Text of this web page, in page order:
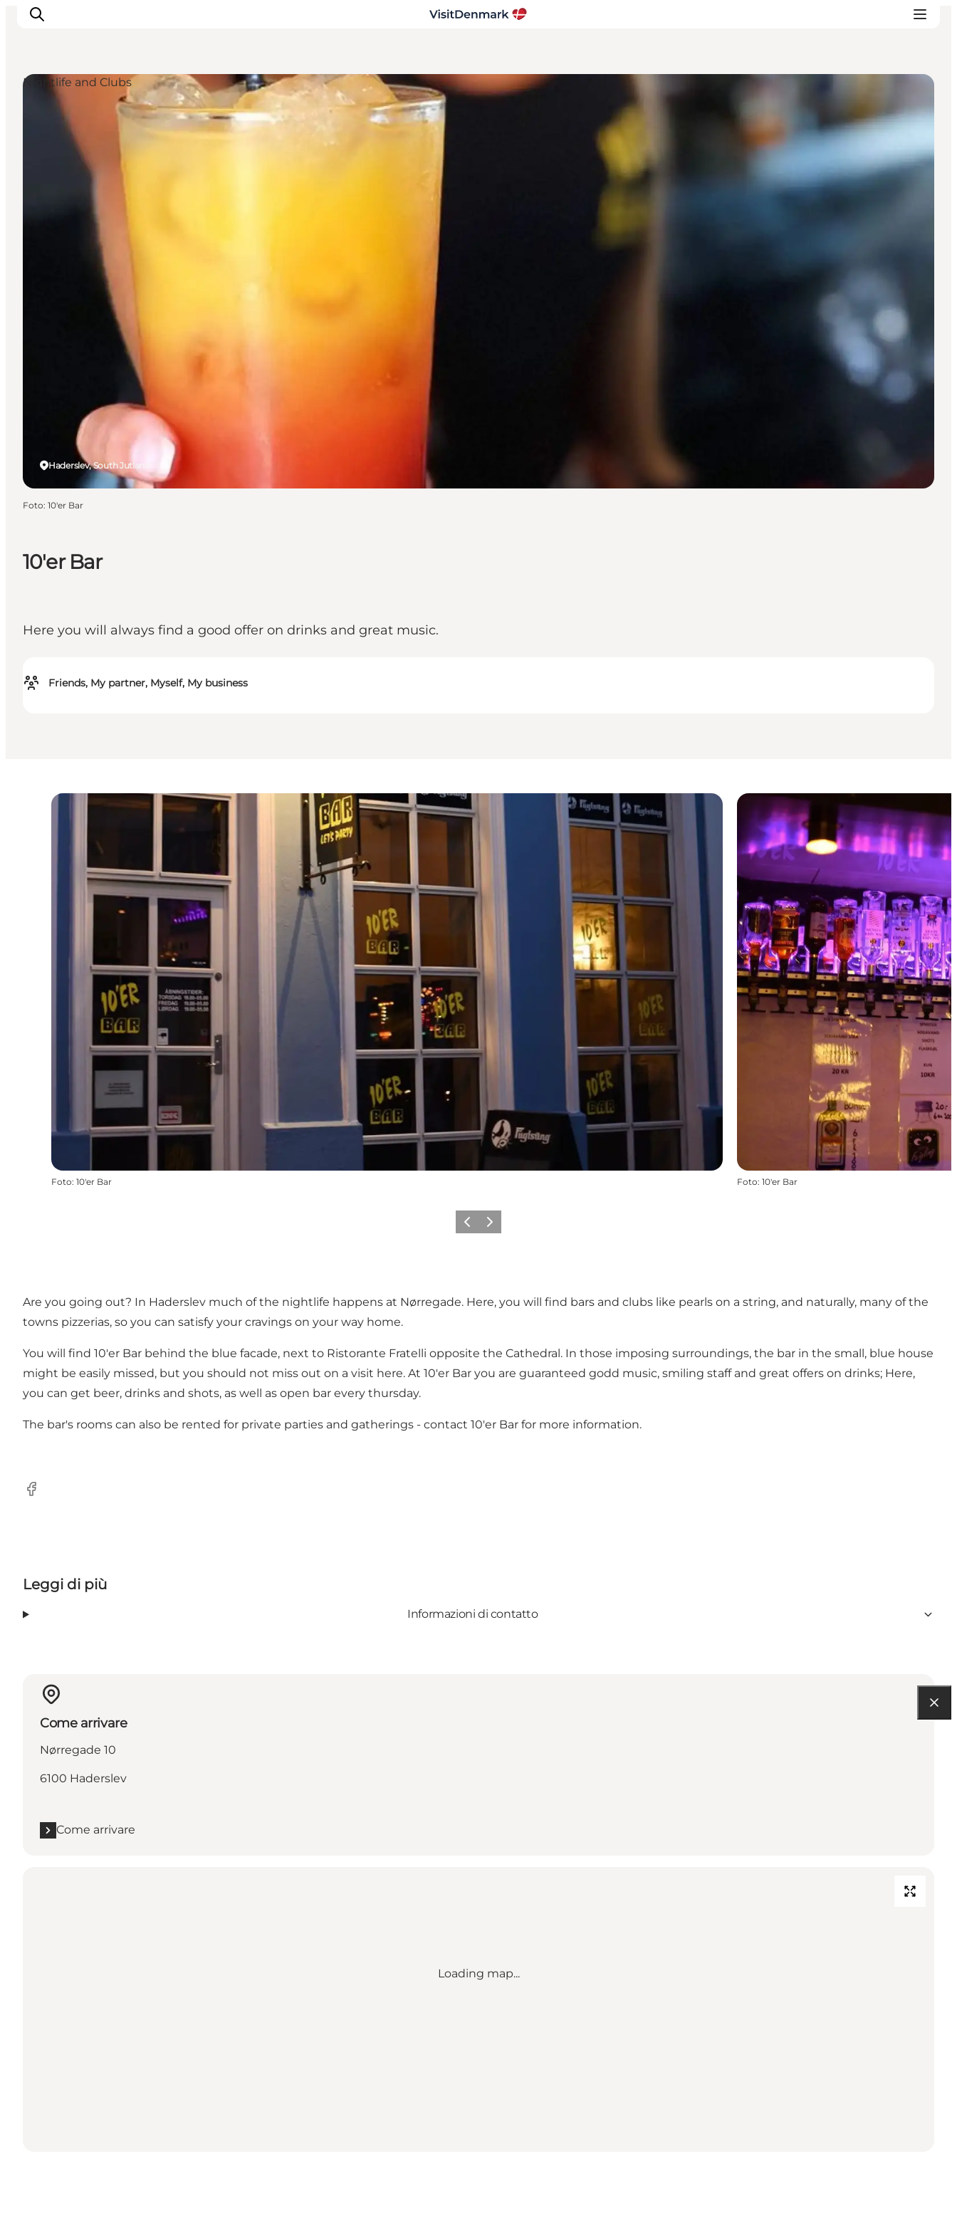
Ispirazioni
Dove andare
Cosa fare
10'er Bar
Here you will always find a good offer on drinks and great music.
Friends, My partner, Myself, My business
Haderslev, South Jutland
Nightlife and Clubs
Foto: 10'er Bar
Foto: 10'er Bar Foto: 10'er Bar
Precedente
Avanti
Are you going out? In Haderslev much of the nightlife happens at Nørregade. Here, you will find bars and clubs like pearls on a string, and naturally, many of the
towns pizzerias, so you can satisfy your cravings on your way home.
You will find 10'er Bar behind the blue facade, next to Ristorante Fratelli opposite the Cathedral. In those imposing surroundings, the bar in the small, blue house
might be easily missed, but you should not miss out on a visit here. At 10'er Bar you are guaranteed godd music, smiling staff and great offers on drinks; Here,
you can get beer, drinks and shots, as well as open bar every thursday.
The bar's rooms can also be rented for private parties and gatherings - contact 10'er Bar for more information.
Facebook
Leggi di più
Informazioni di contatto
Come arrivare
Nørregade 10
6100 Haderslev
Come arrivare
Loading map...